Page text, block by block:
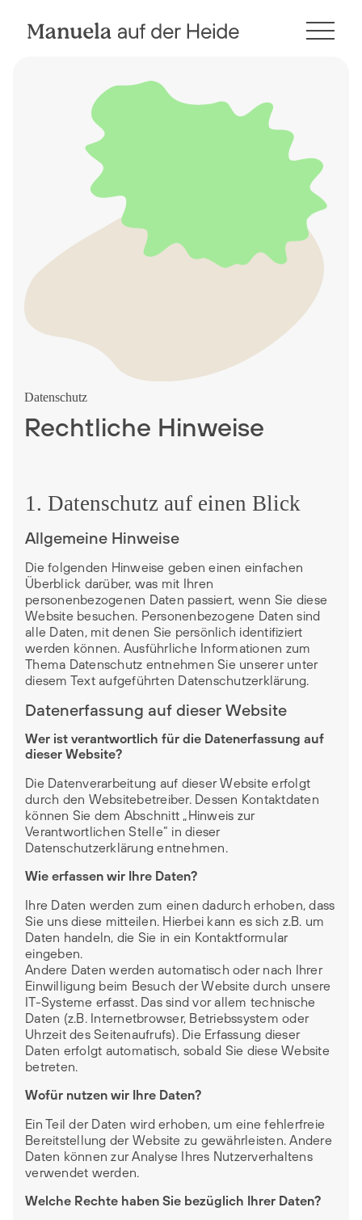
Datenschutz
Rechtliche Hinweise
1. Datenschutz auf einen Blick
Allgemeine Hinweise
Die folgenden Hinweise geben einen einfachen
Überblick darüber, was mit Ihren
personenbezogenen Daten passiert, wenn Sie diese
Website besuchen. Personenbezogene Daten sind
alle Daten, mit denen Sie persönlich identifiziert
werden können. Ausführliche Informationen zum
Thema Datenschutz entnehmen Sie unserer unter
diesem Text aufgeführten Datenschutzerklärung.
Datenerfassung auf dieser Website
Wer ist verantwortlich für die Datenerfassung auf
dieser Website?
Die Datenverarbeitung auf dieser Website erfolgt
durch den Websitebetreiber. Dessen Kontaktdaten
können Sie dem Abschnitt „Hinweis zur
Verantwortlichen Stelle“ in dieser
Datenschutzerklärung entnehmen.
Wie erfassen wir Ihre Daten?
Ihre Daten werden zum einen dadurch erhoben, dass
Sie uns diese mitteilen. Hierbei kann es sich z.B. um
Daten handeln, die Sie in ein Kontaktformular
eingeben.
Andere Daten werden automatisch oder nach Ihrer
Einwilligung beim Besuch der Website durch unsere
IT-Systeme erfasst. Das sind vor allem technische
Daten (z.B. Internetbrowser, Betriebssystem oder
Uhrzeit des Seitenaufrufs). Die Erfassung dieser
Daten erfolgt automatisch, sobald Sie diese Website
betreten.
Wofür nutzen wir Ihre Daten?
Ein Teil der Daten wird erhoben, um eine fehlerfreie
Bereitstellung der Website zu gewährleisten. Andere
Daten können zur Analyse Ihres Nutzerverhaltens
verwendet werden.
Welche Rechte haben Sie bezüglich Ihrer Daten?